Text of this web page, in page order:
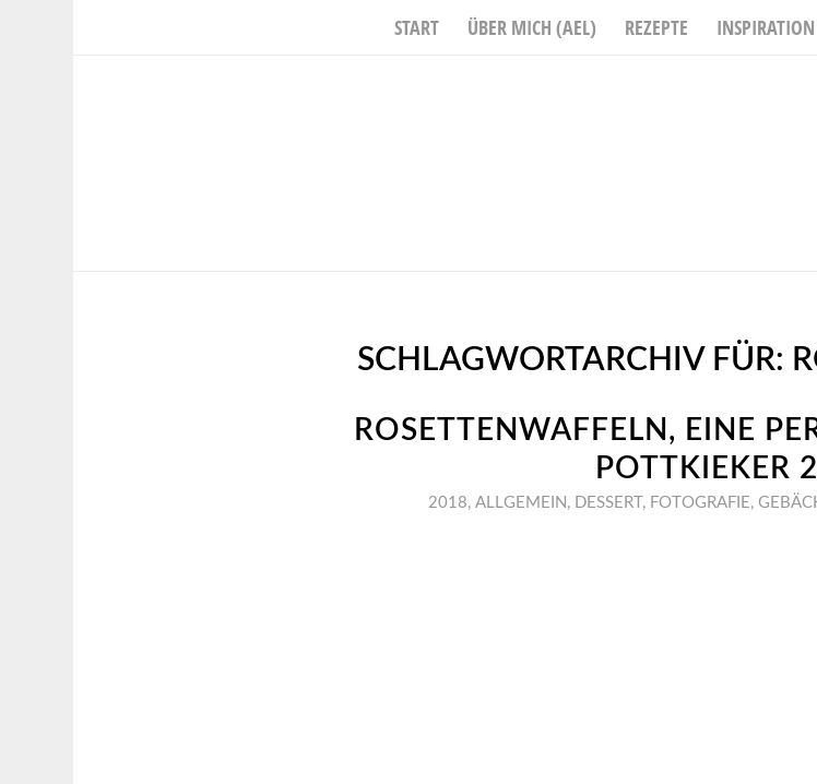
START ÜBER MICH (AEL) REZEPTE INSPIRATION
SCHLAGWORTARCHIV FÜR:
ROSETTENWAFFELN, EINE
POTTKIEKER
2018, ALLGEMEIN , DESSERT , FOTOGRAFIE,